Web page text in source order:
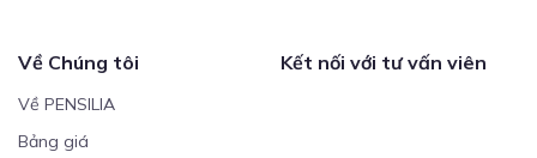
Về Chúng tôi
Về PENSILIA
Bảng giá
Kết nối với tư vấn viên